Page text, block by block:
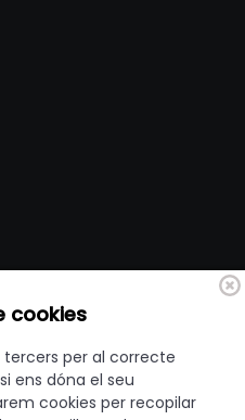
cookies
tercers per al correcte
ens dóna el seu
cookies per recopilar